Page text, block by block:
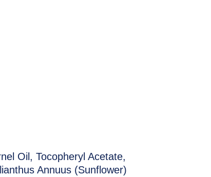
Oil, Tocopheryl Acetate,
Annuus (Sunflower)